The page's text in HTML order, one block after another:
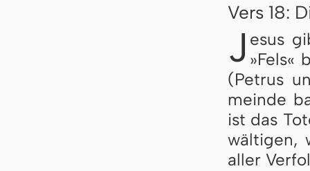
Vers 18:
J esus
»Fels«
(Pe­t­rus
mein­de
ist das
wäl­ti­gen,
al­ler